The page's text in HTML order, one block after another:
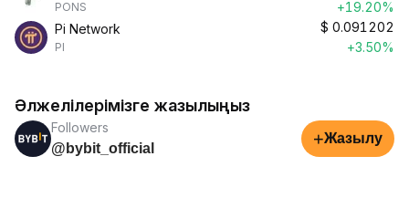
PONS
+19.20%
Pi Network
PI
$ 0.091202
+3.50%
Әлжелілерімізге жазылыңыз
Followers
@bybit_official
+Жазылу